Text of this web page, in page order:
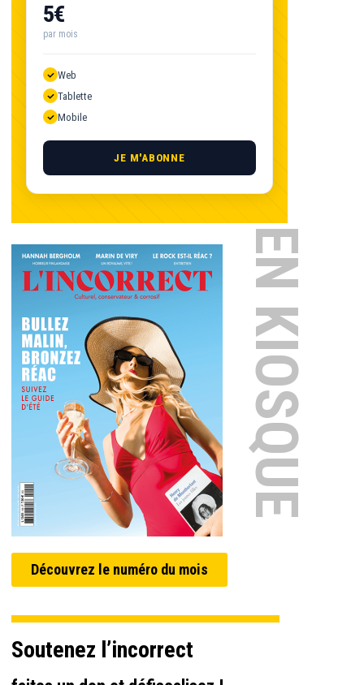
5€
par mois
Web
Tablette
Mobile
JE M'ABONNE
EN KIOSQUE
Découvrez le numéro du mois
Soutenez l’incorrect